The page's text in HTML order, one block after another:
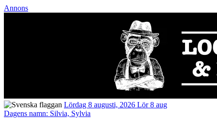
Annons
Lördag 8 augusti, 2026 Lör 8 aug
Dagens namn: Silvia, Sylvia